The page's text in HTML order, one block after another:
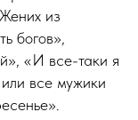
из
богов»,
«И все-таки я
все мужики